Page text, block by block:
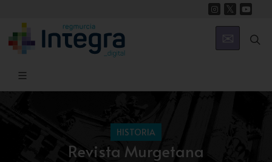
HISTORIA
Revista Murgetana